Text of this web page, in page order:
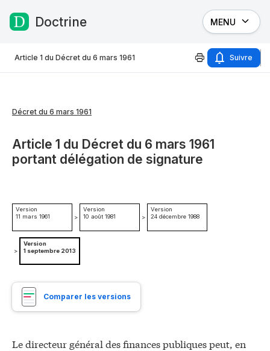
Passer au contenu
Doctrine MENU
Article 1 du Décret du 6 mars 1961 Suivre
Décret du 6 mars 1961
Article 1 du Décret du 6 mars 1961
portant délégation de signature
Version
11 mars 1961
>
Version
10 août 1981
>
Version
24 décembre 1988
>
Version
1 septembre 2013
Comparer les versions
Le directeur général des finances publiques peut, en